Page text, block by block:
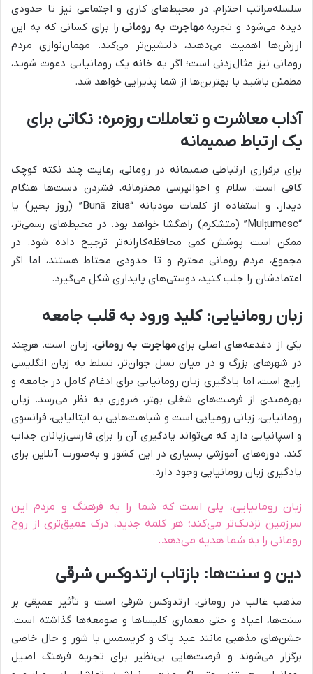
سلسله‌مراتب احترام، در محیط‌های کاری و اجتماعی نیز تا حدودی
دیده می‌شود و تجربه مهاجرت به رومانی را برای کسانی که به این
ارزش‌ها اهمیت می‌دهند، دلنشین‌تر می‌کند. مهمان‌نوازی مردم
رومانی نیز مثال‌زدنی است؛ اگر به خانه یک رومانیایی دعوت شوید،
مطمئن باشید با بهترین‌ها از شما پذیرایی خواهد شد.
آداب معاشرت و تعاملات روزمره: نکاتی برای
یک ارتباط صمیمانه
برای برقراری ارتباطی صمیمانه در رومانی، رعایت چند نکته کوچک
کافی است. سلام و احوالپرسی محترمانه، فشردن دست‌ها هنگام
دیدار، و استفاده از کلمات مودبانه “Bună ziua” (روز بخیر) یا
“Mulțumesc” (متشکرم) راهگشا خواهد بود. در محیط‌های رسمی‌تر،
ممکن است پوشش کمی محافظه‌کارانه‌تر ترجیح داده شود. در
مجموع، مردم رومانی محترم و تا حدودی محتاط هستند، اما اگر
اعتمادشان را جلب کنید، دوستی‌های پایداری شکل می‌گیرد.
زبان رومانیایی: کلید ورود به قلب جامعه
یکی از دغدغه‌های اصلی برایمهاجرت به رومانی، زبان است. هرچند
در شهرهای بزرگ و در میان نسل جوان‌تر، تسلط به زبان انگلیسی
رایج است، اما یادگیری زبان رومانیایی برای ادغام کامل در جامعه و
بهره‌مندی از فرصت‌های شغلی بهتر، ضروری به نظر می‌رسد. زبان
رومانیایی، زبانی رومیایی است و شباهت‌هایی به ایتالیایی، فرانسوی
و اسپانیایی دارد که می‌تواند یادگیری آن را برای فارسی‌زبانان جذاب
کند. دوره‌های آموزشی بسیاری در این کشور و به‌صورت آنلاین برای
یادگیری زبان رومانیایی وجود دارد.
زبان رومانیایی، پلی است که شما را به فرهنگ و مردم این
سرزمین نزدیک‌تر می‌کند؛ هر کلمه جدید، درک عمیق‌تری از روح
رومانی را به شما هدیه می‌دهد.
دین و سنت‌ها: بازتاب ارتدوکس شرقی
مذهب غالب در رومانی، ارتدوکس شرقی است و تأثیر عمیقی بر
سنت‌ها، اعیاد و حتی معماری کلیساها و صومعه‌ها گذاشته است.
جشن‌های مذهبی مانند عید پاک و کریسمس با شور و حال خاصی
برگزار می‌شوند و فرصت‌هایی بی‌نظیر برای تجربه فرهنگ اصیل